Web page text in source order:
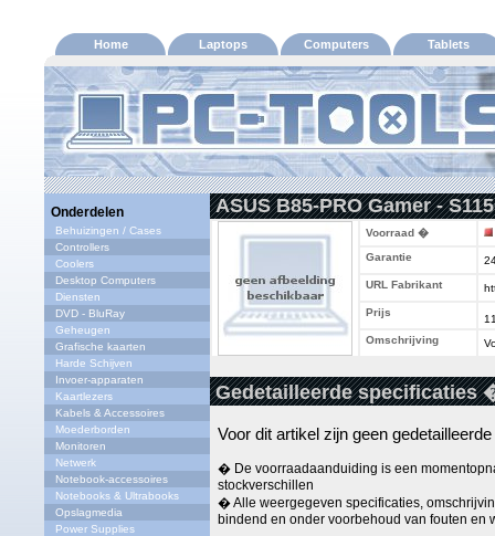
Home Laptops Computers Tablets
Onderdelen
Behuizingen / Cases
Controllers
Coolers
Desktop Computers
Diensten
DVD - BluRay
Geheugen
Grafische kaarten
Harde Schijven
Invoer-apparaten
Kaartlezers
Kabels & Accessoires
Moederborden
Monitoren
Netwerk
Notebook-accessoires
Notebooks & Ultrabooks
Opslagmedia
Power Supplies
ASUS B85-PRO Gamer -
Voorraad �
Garantie
URL Fabrikant
Prijs
Omschrijving
Gedetailleerde specificaties
Voor dit artikel zijn geen
� De voorraadaanduiding is een
stockverschillen
� Alle weergegeven specificaties,
bindend en onder voorbehoud van fouten en